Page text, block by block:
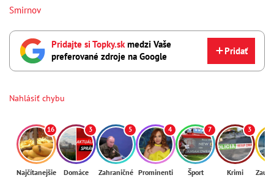
Smirnov
Pridajte si Topky.skmedzi Vaše
preferované zdroje na Google
Pridať
Nahlásiť chybu
16
Najčítanejšie
3
Domáce
5
Zahraničné
4
Prominenti
7
Šport
3
Krimi